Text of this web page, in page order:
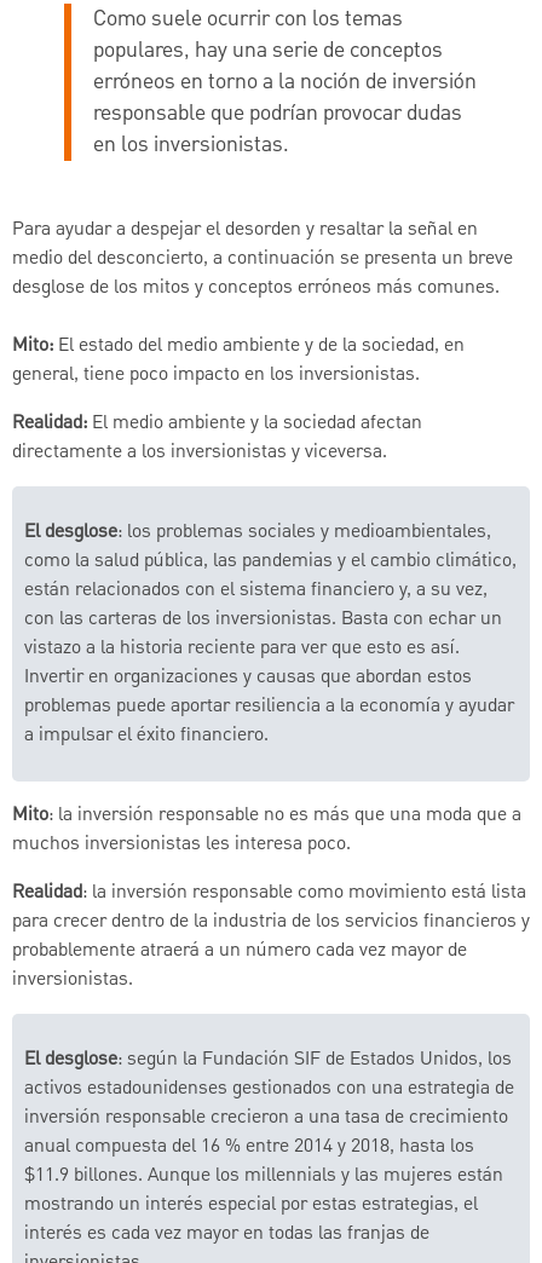
Como suele ocurrir con los temas
populares, hay una serie de conceptos
erróneos en torno a la noción de inversión
responsable que podrían provocar dudas
en los inversionistas.
Para ayudar a despejar el desorden y resaltar la señal en
medio del desconcierto, a continuación se presenta un breve
desglose de los mitos y conceptos erróneos más comunes.
Mito: El estado del medio ambiente y de la sociedad, en
general, tiene poco impacto en los inversionistas.
Realidad: El medio ambiente y la sociedad afectan
directamente a los inversionistas y viceversa.
El desglose: los problemas sociales y medioambientales,
como la salud pública, las pandemias y el cambio climático,
están relacionados con el sistema financiero y, a su vez,
con las carteras de los inversionistas. Basta con echar un
vistazo a la historia reciente para ver que esto es así.
Invertir en organizaciones y causas que abordan estos
problemas puede aportar resiliencia a la economía y ayudar
a impulsar el éxito financiero.
Mito: la inversión responsable no es más que una moda que a
muchos inversionistas les interesa poco.
Realidad: la inversión responsable como movimiento está lista
para crecer dentro de la industria de los servicios financieros y
probablemente atraerá a un número cada vez mayor de
inversionistas.
El desglose: según la Fundación SIF de Estados Unidos, los
activos estadounidenses gestionados con una estrategia de
inversión responsable crecieron a una tasa de crecimiento
anual compuesta del 16 % entre 2014 y 2018, hasta los
$11.9 billones. Aunque los millennials y las mujeres están
mostrando un interés especial por estas estrategias, el
interés es cada vez mayor en todas las franjas de